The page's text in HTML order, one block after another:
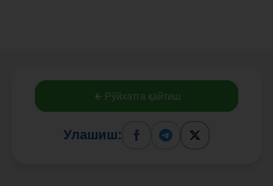
Рўйхатга қайтиш
Улашиш: